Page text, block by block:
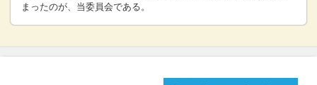
まったのが、当委員会である。